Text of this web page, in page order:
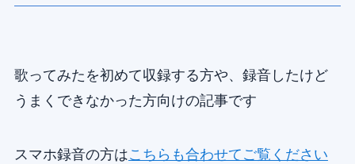
歌ってみたを初めて収録する方や、録音したけど
うまくできなかった方向けの記事です
スマホ録音の方はこちらも合わせてご覧ください